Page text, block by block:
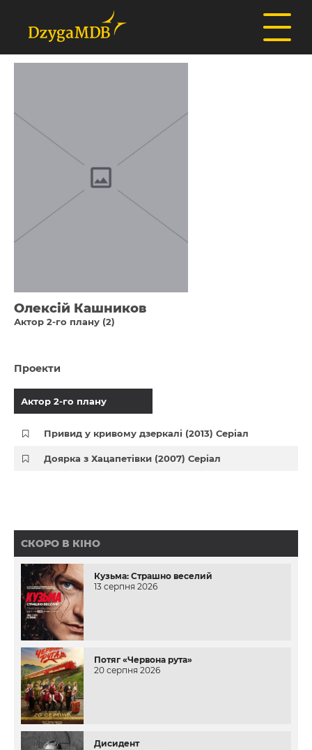
Олексій Кашников
Актор 2-го плану (2)
Проекти
Актор 2-го плану
Привид у кривому дзеркалі (2013) Серіал
Доярка з Хацапетівки (2007) Серіал
СКОРО В КІНО
Кузьма: Страшно веселий
13 серпня 2026
Потяг «Червона рута»
20 серпня 2026
Дисидент